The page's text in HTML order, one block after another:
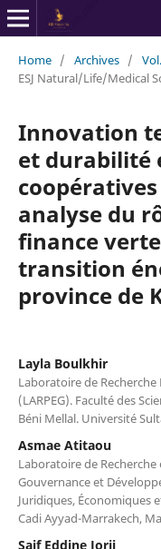
Home / Archives /
ESJ Natural/Life/Medical
Innovation
et durabilité
analyse du
finance
transition
province de
Layla Boulkhir
Laboratoire de
(LARPEG). Faculté des
Béni Mellal. Université
Asmae Atitaou
Laboratoire de Recherche
Gouvernance et
Juridiques, Économiques
Cadi Ayyad-Marrakech,
Saif Eddine Jorji